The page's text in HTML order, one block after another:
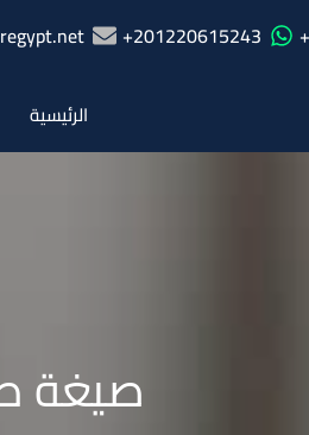
201220615243+
الرئيسية
صيغة